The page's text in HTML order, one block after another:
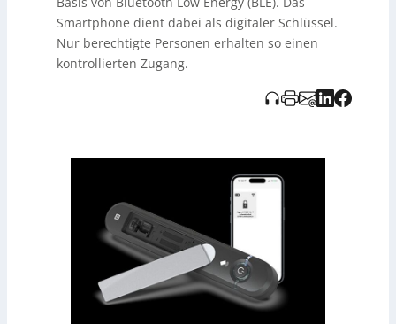
Outdoor-Griffe und die Möglichkeit, Türkontakte zur
Überwachung anzuschließen.
Smartphone dient dabei als digitaler Schlüssel.
Nur berechtigte Personen erhalten so einen
kontrollierten Zugang.